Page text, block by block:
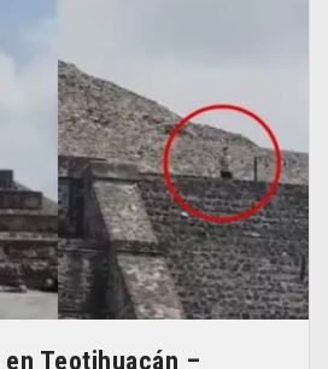
Teotihuacán –